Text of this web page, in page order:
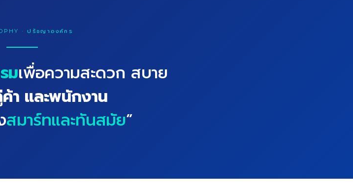
· ปรัชญาองค์กร
มเพื่อความสะดวก สบาย
า และพนักงาน
สมาร์ทและทันสมัย”